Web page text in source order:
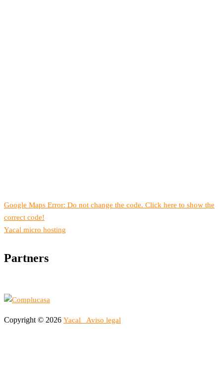
Google Maps Error: Do not change the code. Click here to show the
correct code!
Yacal micro hosting
Partners
Copyright © 2026 Yacal Aviso legal